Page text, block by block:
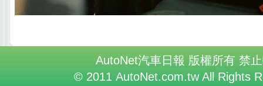
AutoNet汽車日報 版權所有 禁
© 2011 AutoNet.com.tw All Rights